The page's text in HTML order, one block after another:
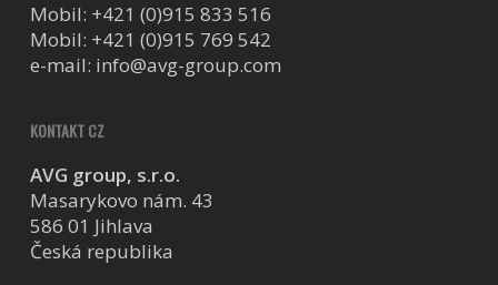
Mobil: +421 (0)915 833 516
Mobil: +421 (0)915 769 542
e-mail: info@avg-group.com
KONTAKT CZ
AVG group, s.r.o.
Masarykovo nám. 43
586 01 Jihlava
Česká republika